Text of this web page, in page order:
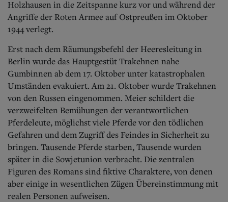
Holzhausen in die Zeitspanne kurz vor und während der
Angriffe der Roten Armee auf Ostpreußen im Oktober
1944 verlegt.
Erst nach dem Räumungsbefehl der Heeresleitung in
Berlin wurde das Hauptgestüt Trakehnen nahe
Gumbinnen ab dem 17. Oktober unter katastrophalen
Umständen evakuiert. Am 21. Oktober wurde Trakehnen
von den Russen eingenommen. Meier schildert die
verzweifelten Bemühungen der verantwortlichen
Pferdeleute, möglichst viele Pferde vor den tödlichen
Gefahren und dem Zugriff des Feindes in Sicherheit zu
bringen. Tausende Pferde starben, Tausende wurden
später in die Sowjetunion verbracht. Die zentralen
Figuren des Romans sind fiktive Charaktere, von denen
aber einige in wesentlichen Zügen Übereinstimmung mit
realen Personen aufweisen.